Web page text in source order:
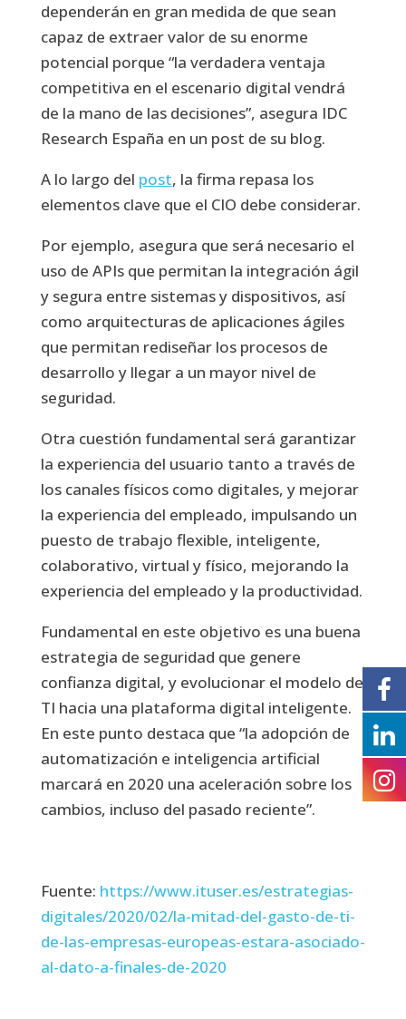
dependerán en gran medida de que sean
capaz de extraer valor de su enorme
potencial porque “la verdadera ventaja
competitiva en el escenario digital vendrá
de la mano de las decisiones”, asegura IDC
Research España en un post de su blog.
A lo largo del post, la firma repasa los
elementos clave que el CIO debe considerar.
Por ejemplo, asegura que será necesario el
uso de APIs que permitan la integración ágil
y segura entre sistemas y dispositivos, así
como arquitecturas de aplicaciones ágiles
que permitan rediseñar los procesos de
desarrollo y llegar a un mayor nivel de
seguridad.
Otra cuestión fundamental será garantizar
la experiencia del usuario tanto a través de
los canales físicos como digitales, y mejorar
la experiencia del empleado, impulsando un
puesto de trabajo flexible, inteligente,
colaborativo, virtual y físico, mejorando la
experiencia del empleado y la productividad.
Fundamental en este objetivo es una buena
estrategia de seguridad que genere
confianza digital, y evolucionar el modelo de
TI hacia una plataforma digital inteligente.
En este punto destaca que “la adopción de
automatización e inteligencia artificial
marcará en 2020 una aceleración sobre los
cambios, incluso del pasado reciente”.
Fuente: https://www.ituser.es/estrategias-
digitales/2020/02/la-mitad-del-gasto-de-ti-
de-las-empresas-europeas-estara-asociado-
al-dato-a-finales-de-2020